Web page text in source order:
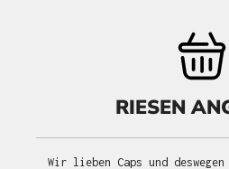
RIESEN
Wir lieben Caps und